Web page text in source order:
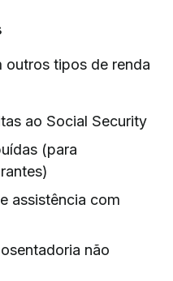
outros tipos de renda
ao Social Security
(para
assistência com
não